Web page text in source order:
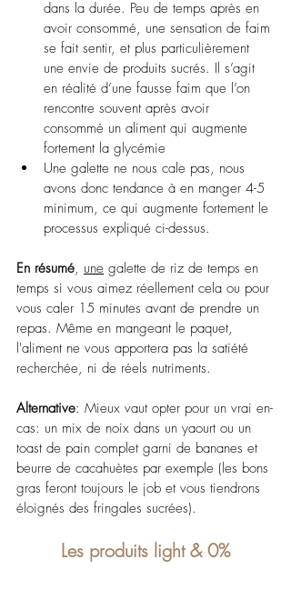
dans la durée. Peu de temps après en
avoir consommé, une sensation de faim
se fait sentir, et plus particulièrement
une envie de produits sucrés. Il s’agit
en réalité d’une fausse faim que l’on
rencontre souvent après avoir
consommé un aliment qui augmente
fortement la glycémie
Une galette ne nous cale pas, nous
avons donc tendance à en manger 4-5
minimum, ce qui augmente fortement le
processus expliqué ci-dessus.
En résumé, une galette de riz de temps en
temps si vous aimez réellement cela ou pour
vous caler 15 minutes avant de prendre un
repas. Même en mangeant le paquet,
l'aliment ne vous apportera pas la satiété
recherchée, ni de réels nutriments.
Alternative: Mieux vaut opter pour un vrai en-
cas: un mix de noix dans un yaourt ou un
toast de pain complet garni de bananes et
beurre de cacahuètes par exemple (les bons
gras feront toujours le job et vous tiendrons
éloignés des fringales sucrées).
Les produits light & 0%